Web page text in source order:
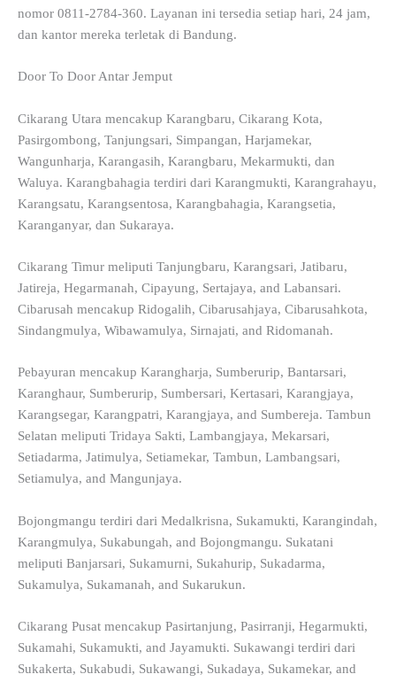
nomor 0811-2784-360. Layanan ini tersedia setiap hari, 24 jam,
dan kantor mereka terletak di Bandung.
Door To Door Antar Jemput
Cikarang Utara mencakup Karangbaru, Cikarang Kota,
Pasirgombong, Tanjungsari, Simpangan, Harjamekar,
Wangunharja, Karangasih, Karangbaru, Mekarmukti, dan
Waluya. Karangbahagia terdiri dari Karangmukti, Karangrahayu,
Karangsatu, Karangsentosa, Karangbahagia, Karangsetia,
Karanganyar, dan Sukaraya.
Cikarang Timur meliputi Tanjungbaru, Karangsari, Jatibaru,
Jatireja, Hegarmanah, Cipayung, Sertajaya, and Labansari.
Cibarusah mencakup Ridogalih, Cibarusahjaya, Cibarusahkota,
Sindangmulya, Wibawamulya, Sirnajati, and Ridomanah.
Pebayuran mencakup Karangharja, Sumberurip, Bantarsari,
Karanghaur, Sumberurip, Sumbersari, Kertasari, Karangjaya,
Karangsegar, Karangpatri, Karangjaya, and Sumbereja. Tambun
Selatan meliputi Tridaya Sakti, Lambangjaya, Mekarsari,
Setiadarma, Jatimulya, Setiamekar, Tambun, Lambangsari,
Setiamulya, and Mangunjaya.
Bojongmangu terdiri dari Medalkrisna, Sukamukti, Karangindah,
Karangmulya, Sukabungah, and Bojongmangu. Sukatani
meliputi Banjarsari, Sukamurni, Sukahurip, Sukadarma,
Sukamulya, Sukamanah, and Sukarukun.
Cikarang Pusat mencakup Pasirtanjung, Pasirranji, Hegarmukti,
Sukamahi, Sukamukti, and Jayamukti. Sukawangi terdiri dari
Sukakerta, Sukabudi, Sukawangi, Sukadaya, Sukamekar, and